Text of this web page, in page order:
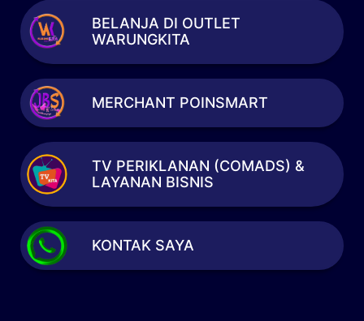
BELANJA DI OUTLET
WARUNGKITA
MERCHANT POINSMART
TV PERIKLANAN (COMADS) &
LAYANAN BISNIS
KONTAK SAYA